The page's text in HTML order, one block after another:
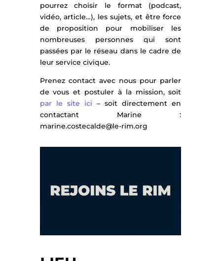
pourrez choisir le format (podcast,
vidéo, article…), les sujets, et être force
de proposition pour mobiliser les
nombreuses personnes qui sont
passées par le réseau dans le cadre de
leur service civique.
Prenez contact avec nous pour parler
de vous et postuler à la mission, soit
par le site ici – soit directement en
contactant Marine :
marine.costecalde@le-rim.org